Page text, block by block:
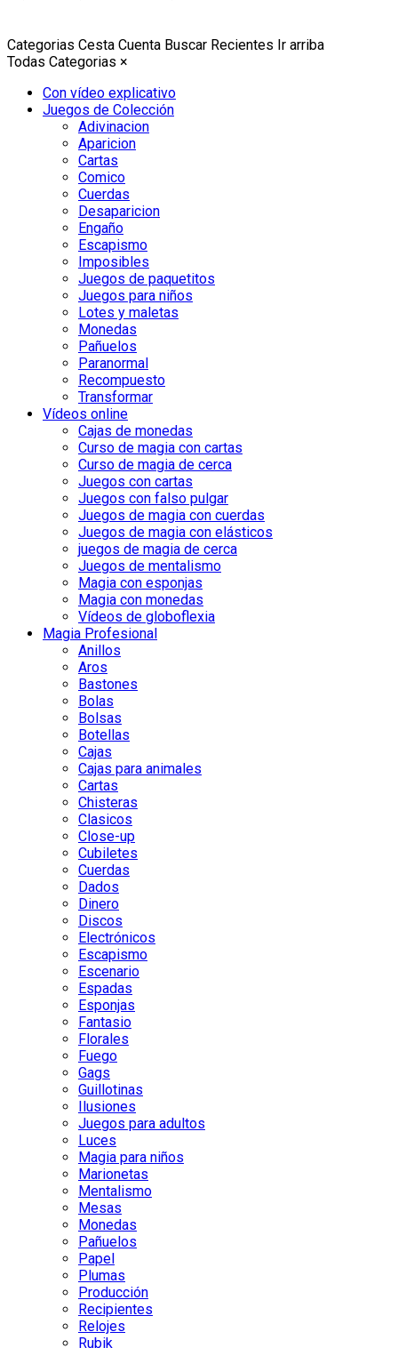
Categorias Cesta Cuenta Buscar Recientes Ir arriba
Todas Categorias ×
Con vídeo explicativo
Juegos de Colección
Adivinacion
Aparicion
Cartas
Comico
Cuerdas
Desaparicion
Engaño
Escapismo
Imposibles
Juegos de paquetitos
Juegos para niños
Lotes y maletas
Monedas
Pañuelos
Paranormal
Recompuesto
Transformar
Vídeos online
Cajas de monedas
Curso de magia con cartas
Curso de magia de cerca
Juegos con cartas
Juegos con falso pulgar
Juegos de magia con cuerdas
Juegos de magia con elásticos
juegos de magia de cerca
Juegos de mentalismo
Magia con esponjas
Magia con monedas
Vídeos de globoflexia
Magia Profesional
Anillos
Aros
Bastones
Bolas
Bolsas
Botellas
Cajas
Cajas para animales
Cartas
Chisteras
Clasicos
Close-up
Cubiletes
Cuerdas
Dados
Dinero
Discos
Electrónicos
Escapismo
Escenario
Espadas
Esponjas
Fantasio
Florales
Fuego
Gags
Guillotinas
Ilusiones
Juegos para adultos
Luces
Magia para niños
Marionetas
Mentalismo
Mesas
Monedas
Pañuelos
Papel
Plumas
Producción
Recipientes
Relojes
Rubik